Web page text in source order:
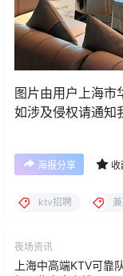
图片由用户上海市
如涉及侵权请通知
海报分享 收
ktv招聘
夜场资讯
上海中高端KTV可靠